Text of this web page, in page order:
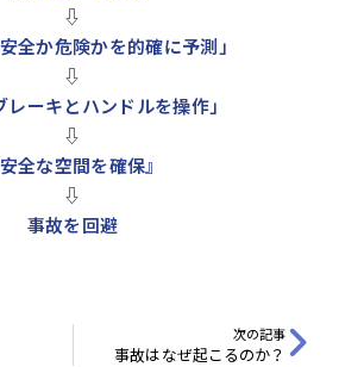
⇩
全か危険かを的確に予測」
⇩
レーキとハンドルを操作」
⇩
安全な空間を確保』
⇩
事故を回避
次の記事
事故はなぜ起こるのか？